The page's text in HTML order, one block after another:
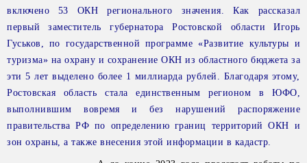
включено 53 ОКН регионального значения. Как рассказал
первый заместитель губернатора Ростовской области Игорь
Гуськов, по государственной программе «Развитие культуры и
туризма» на охрану и сохранение ОКН из областного бюджета за
эти 5 лет выделено более 1 миллиарда рублей. Благодаря этому,
Ростовская область стала единственным регионом в ЮФО,
выполнившим вовремя и без нарушений распоряжение
правительства РФ по определению границ территорий ОКН и
зон охраны, а также внесения этой информации в кадастр.